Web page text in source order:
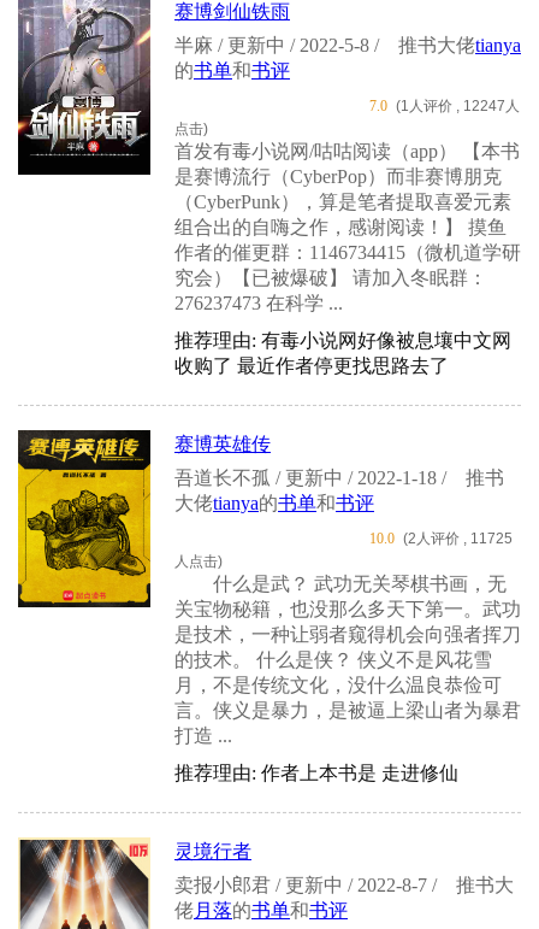
赛博剑仙铁雨
半麻 / 更新中 / 2022-5-8 /
推书大佬tianya
的书单和书评
7.0 (1人评价 , 12247人
点击)
首发有毒小说网/咕咕阅读（app） 【本书
是赛博流行（CyberPop）而非赛博朋克
（CyberPunk），算是笔者提取喜爱元素
组合出的自嗨之作，感谢阅读！】 摸鱼
作者的催更群：1146734415（微机道学研
究会）【已被爆破】 请加入冬眠群：
276237473 在科学 ...
推荐理由: 有毒小说网好像被息壤中文网
收购了 最近作者停更找思路去了
赛博英雄传
吾道长不孤 / 更新中 / 2022-1-18 /
推书
大佬tianya的书单和书评
10.0 (2人评价 , 11725
人点击)
什么是武？ 武功无关琴棋书画，无
关宝物秘籍，也没那么多天下第一。武功
是技术，一种让弱者窥得机会向强者挥刀
的技术。 什么是侠？ 侠义不是风花雪
月，不是传统文化，没什么温良恭俭可
言。侠义是暴力，是被逼上梁山者为暴君
打造 ...
推荐理由: 作者上本书是 走进修仙
灵境行者
卖报小郎君 / 更新中 / 2022-8-7 /
推书大
佬月落的书单和书评